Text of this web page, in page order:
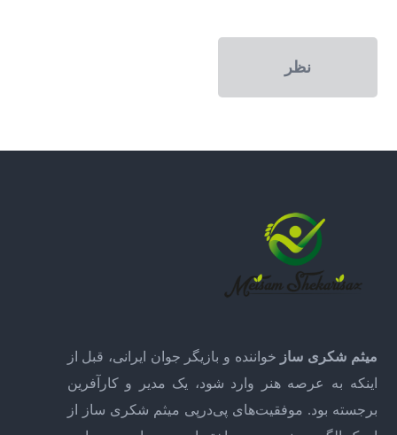
میثم شکری ساز خواننده و بازیگر جوان ایرانی، قبل از
اینکه به عرصه هنر وارد شود، یک مدیر و کارآفرین
برجسته بود. موفقیت‌های پی‌درپی میثم شکری ساز از